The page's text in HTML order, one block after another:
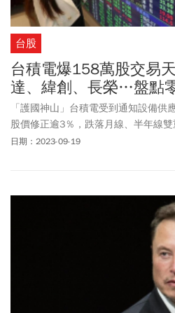
台股
台積電爆158萬股交易
達、緯創、長榮…盤點
「護國神山」台積電受到通知設備供
股價修正逾3％，跌落月線、半年線
急跌走勢之下，再度觸動小資族「危
日期：2023-09-19